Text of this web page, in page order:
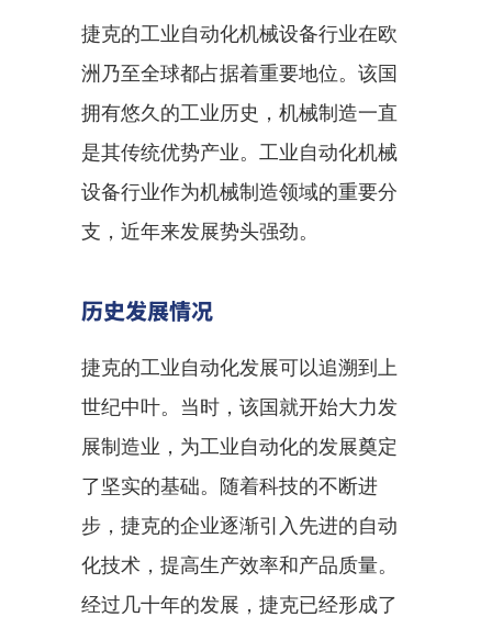
捷克的工业自动化机械设备行业在欧
洲乃至全球都占据着重要地位。该国
拥有悠久的工业历史，机械制造一直
是其传统优势产业。工业自动化机械
设备行业作为机械制造领域的重要分
支，近年来发展势头强劲。
历史发展情况
捷克的工业自动化发展可以追溯到上
世纪中叶。当时，该国就开始大力发
展制造业，为工业自动化的发展奠定
了坚实的基础。随着科技的不断进
步，捷克的企业逐渐引入先进的自动
化技术，提高生产效率和产品质量。
经过几十年的发展，捷克已经形成了